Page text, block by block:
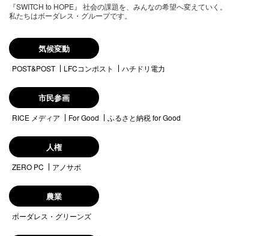
『SWITCH to HOPE』 社会の課題を、みんなの希望へ変えていく。
私たちはボーダレス・グループです。
気候変動
POST&POST LFCコンポスト ハチドリ電力
市民参画
RICE メディア For Good ふるさと納税 for Good
人権
ZERO PC アノサポ
農業
ボーダレス・グリーンズ